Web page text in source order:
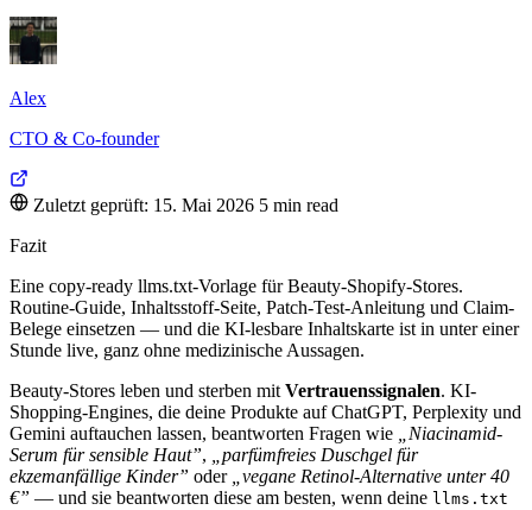
Alex
CTO & Co-founder
Zuletzt geprüft: 15. Mai 2026 5 min read
Fazit
Eine copy-ready llms.txt-Vorlage für Beauty-Shopify-Stores.
Routine-Guide, Inhaltsstoff-Seite, Patch-Test-Anleitung und Claim-
Belege einsetzen — und die KI-lesbare Inhaltskarte ist in unter einer
Stunde live, ganz ohne medizinische Aussagen.
Beauty-Stores leben und sterben mit Vertrauenssignalen. KI-
Shopping-Engines, die deine Produkte auf ChatGPT, Perplexity und
Gemini auftauchen lassen, beantworten Fragen wie
„Niacinamid-
Serum für sensible Haut”,
„parfümfreies Duschgel für
ekzemanfällige Kinder” oder
„vegane Retinol-Alternative unter 40
€” — und sie beantworten diese am besten, wenn deine llms.txt